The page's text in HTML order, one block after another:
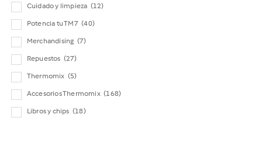
Cuidado y limpieza (12)
Potencia tu TM7 (40)
Merchandising (7)
Repuestos (27)
Thermomix (5)
Accesorios Thermomix (168)
Libros y chips (18)